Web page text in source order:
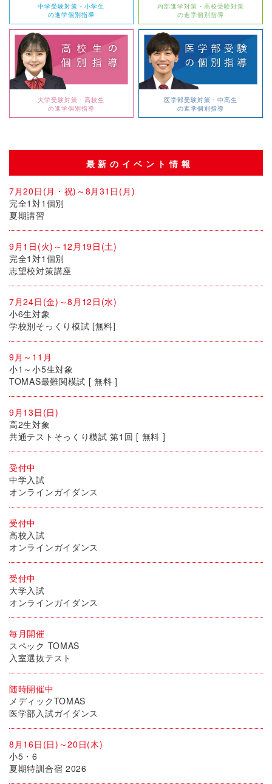
中学受験対策・小学生
の進学個別指導
内部進学対策・高校受験対策
の進学個別指導
大学受験対策・高校生
の進学個別指導
医学部受験対策・中高生
の進学個別指導
最新のイベント情報
7月20日(月・祝)～8月31日(月)
完全1対1個別
夏期講習
9月1日(火)～12月19日(土)
完全1対1個別
志望校対策講座
7月24日(金)～8月12日(水)
小6生対象
学校別そっくり模試 [無料]
9月～11月
小1～小5生対象
TOMAS最難関模試 [ 無料 ]
9月13日(日)
高2生対象
共通テストそっくり模試 第1回 [ 無料 ]
受付中
中学入試
オンラインガイダンス
受付中
高校入試
オンラインガイダンス
受付中
大学入試
オンラインガイダンス
毎月開催
スペック TOMAS
入室選抜テスト
随時開催中
メディックTOMAS
医学部入試ガイダンス
8月16日(日)～20日(木)
小5・6
夏期特訓合宿 2026